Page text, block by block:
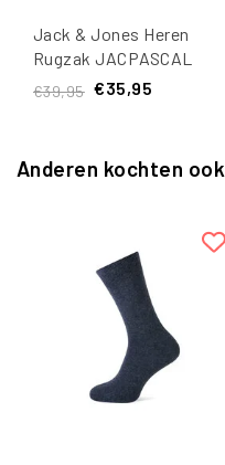
Jack & Jones Heren
Rugzak JACPASCAL
Donkerblauw/Bruin
€39,95 €35,95
Anderen kochten ook